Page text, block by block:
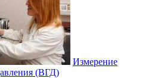
Измерение
(ВГД)